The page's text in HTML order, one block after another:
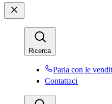
Ricerca​​
Parla con le
Contattaci​​